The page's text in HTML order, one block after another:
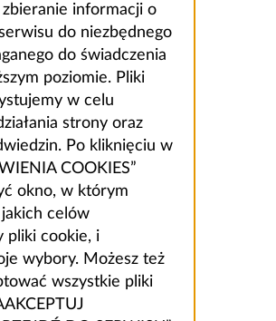
informacji o
do niezbędnego
do świadczenia
poziomie. Pliki
w celu
strony oraz
Po kliknięciu w
COOKIES”
okno, w którym
celów
pliki cookie, i
wybory. Możesz też
wszystkie pliki